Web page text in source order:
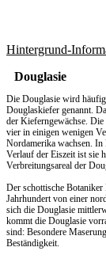
Hintergrund-
Douglasie
Die Douglasie wird
Douglaskiefer genannt.
der Kieferngewächse.
vier in einigen wenigen
Nordamerika wachsen.
Verlauf der Eiszeit ist sie
Verbreitungsareal der
Der schottische Botaniker
Jahrhundert von einer
sich die Douglasie
kommt die Douglasie
sind: Besondere
Beständigkeit.